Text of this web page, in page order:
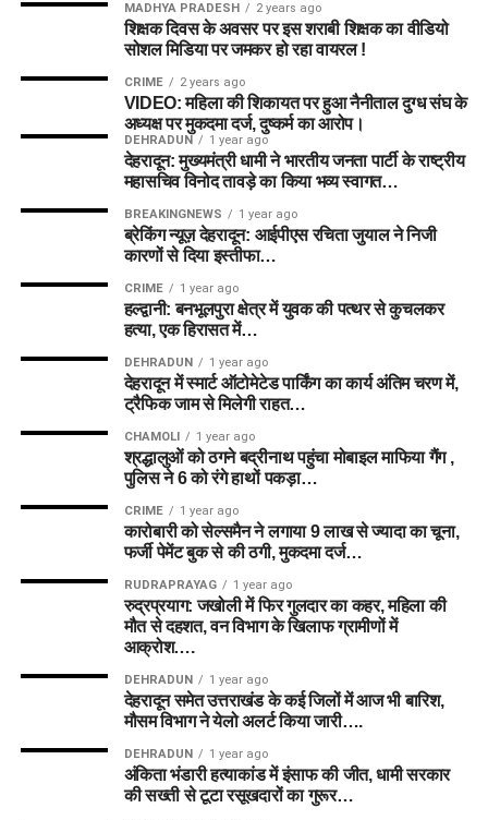
MADHYA PRADESH 2 years ago
शिक्षक दिवस के अवसर पर इस शराबी शिक्षक का वीडियो
सोशल मिडिया पर जमकर हो रहा वायरल !
CRIME 2 years ago
VIDEO: महिला की शिकायत पर हुआ नैनीताल दुग्ध संघ के
अध्यक्ष पर मुकदमा दर्ज, दुष्कर्म का आरोप।
DEHRADUN 1 year ago
देहरादून: मुख्यमंत्री धामी ने भारतीय जनता पार्टी के राष्ट्रीय
महासचिव विनोद तावड़े का किया भव्य स्वागत…
BREAKINGNEWS 1 year ago
ब्रेकिंग न्यूज़ देहरादून: आईपीएस रचिता जुयाल ने निजी
कारणों से दिया इस्तीफा…
CRIME 1 year ago
हल्द्वानी: बनभूलपुरा क्षेत्र में युवक की पत्थर से कुचलकर
हत्या, एक हिरासत में…
DEHRADUN 1 year ago
देहरादून में स्मार्ट ऑटोमेटेड पार्किंग का कार्य अंतिम चरण में,
ट्रैफिक जाम से मिलेगी राहत…
CHAMOLI 1 year ago
श्रद्धालुओं को ठगने बद्रीनाथ पहुंचा मोबाइल माफिया गैंग ,
पुलिस ने 6 को रंगे हाथों पकड़ा…
CRIME 1 year ago
कारोबारी को सेल्समैन ने लगाया 9 लाख से ज्यादा का चूना,
फर्जी पेमेंट बुक से की ठगी, मुकदमा दर्ज…
RUDRAPRAYAG 1 year ago
रुद्रप्रयाग: जखोली में फिर गुलदार का कहर, महिला की
मौत से दहशत, वन विभाग के खिलाफ ग्रामीणों में
आक्रोश….
DEHRADUN 1 year ago
देहरादून समेत उत्तराखंड के कई जिलों में आज भी बारिश,
मौसम विभाग ने येलो अलर्ट किया जारी….
DEHRADUN 1 year ago
अंकिता भंडारी हत्याकांड में इंसाफ की जीत, धामी सरकार
की सख्ती से टूटा रसूखदारों का गुरूर…